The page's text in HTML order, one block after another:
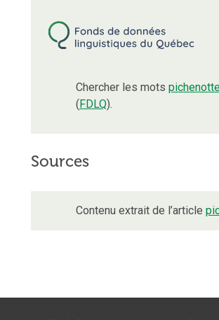
Chercher les mots
(FDLQ).
Sources
Contenu extrait de l’article